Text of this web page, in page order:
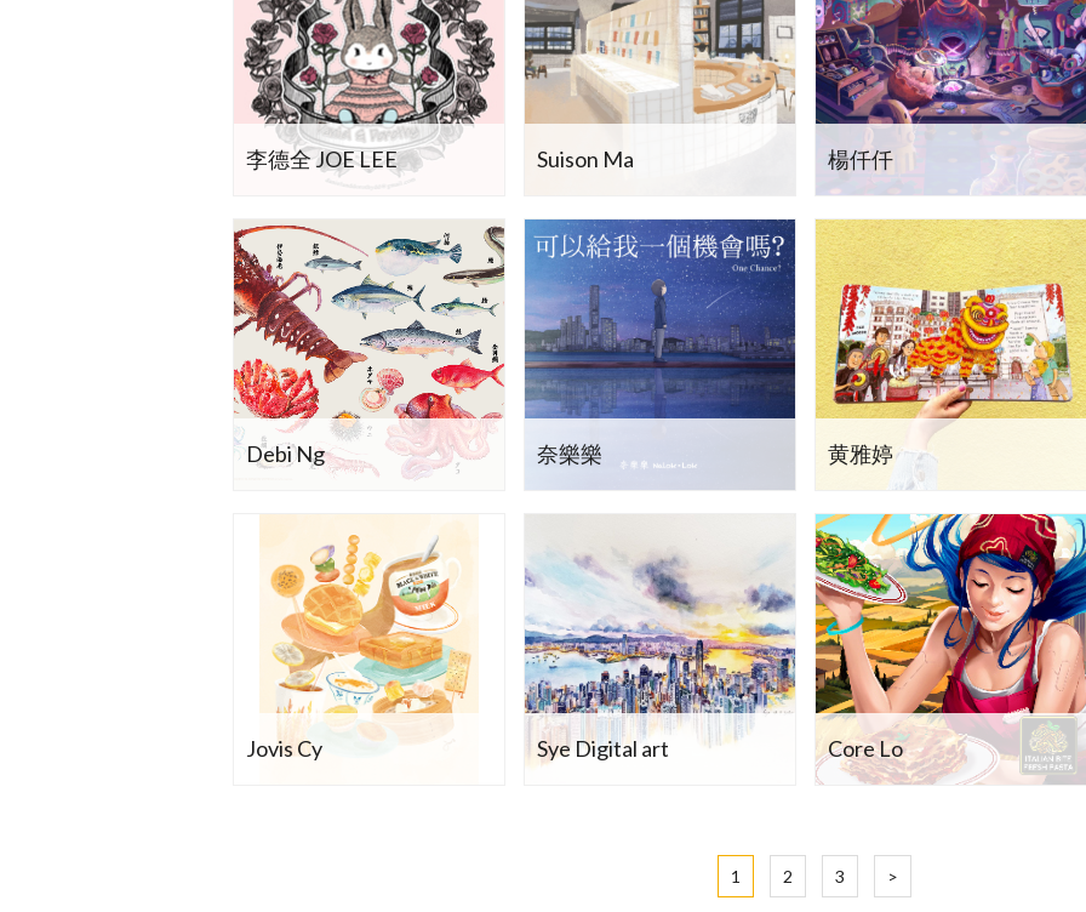
李德全 JOE LEE Suison Ma 楊仟仟
Debi Ng 奈樂樂 黄雅婷
Jovis Cy Sye Digital art Core Lo
1 2 3 >